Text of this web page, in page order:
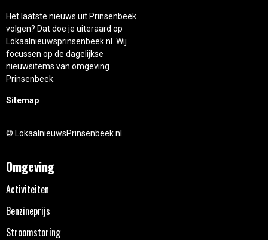
Het laatste nieuws uit Prinsenbeek
volgen? Dat doe je uiteraard op
Lokaalnieuwsprinsenbeek.nl. Wij
focussen op de dagelijkse
nieuwsitems van omgeving
Prinsenbeek.
Sitemap
© LokaalnieuwsPrinsenbeek.nl
Omgeving
Activiteiten
Benzineprijs
Stroomstoring